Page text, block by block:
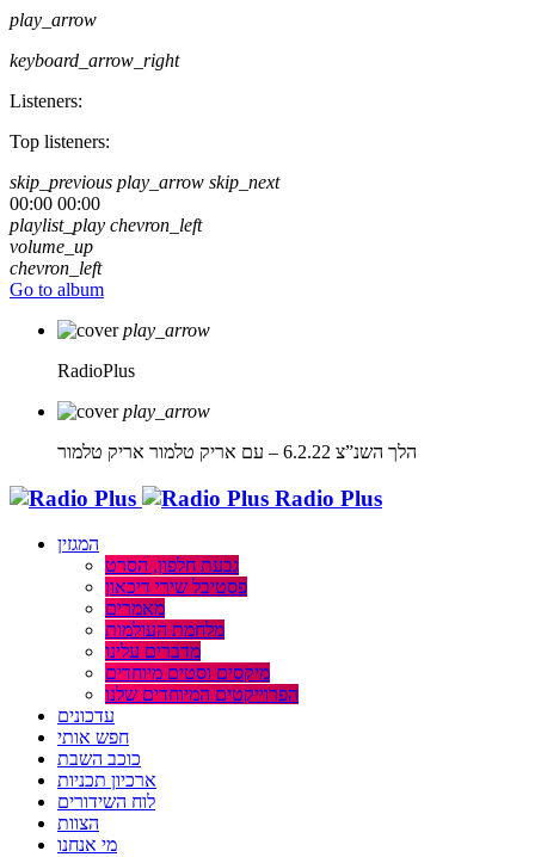
play_arrow
keyboard_arrow_right
Listeners:
Top listeners:
skip_previous play_arrow skip_next
00:00 00:00
playlist_play chevron_left
volume_up
chevron_left
Go to album
play_arrow
RadioPlus
play_arrow
הלך השנ”צ 6.2.22 – עם אריק טלמור
אריק טלמור
Radio Plus
המגזין
גבעת חלפון, הסרט
פסטיבל שירי דיכאון
מאמרים
מלחמת העולמות
מדברים עלינו
מיקסים וסטים מיוחדים
הפרוייקטים המיוחדים שלנו
עדכונים
חפש אותי
כוכב השבת
ארכיון תכניות
לוח השידורים
הצוות
מי אנחנו